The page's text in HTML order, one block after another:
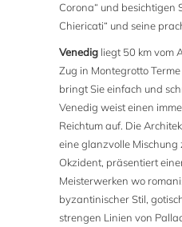
Corona“ und besichtigen
Chiericati“ und seine
Venedig liegt 50 km vom
Zug in Montegrotto
bringt Sie einfach und
Venedig weist einen
Reichtum auf. Die
eine glanzvolle
Okzident, präsentiert
Meisterwerken wo
byzantinischer Stil,
strengen Linien von